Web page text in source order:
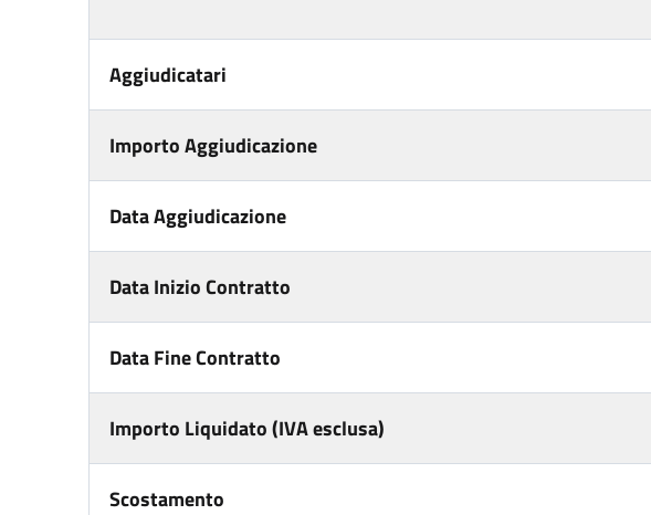
Aggiudicatari
Importo Aggiudicazione
Data Aggiudicazione
Data Inizio Contratto
Data Fine Contratto
Importo Liquidato (IVA esclusa)
Scostamento